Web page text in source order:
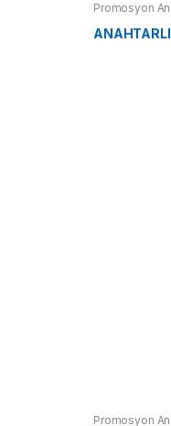
Promosyon
Promosyon